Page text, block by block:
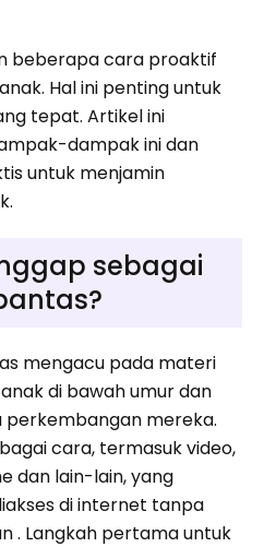
beberapa cara proaktif
Hal ini penting untuk
tepat. Artikel ini
dampak ini dan
untuk menjamin
sebagai
mengacu pada materi
di bawah umur dan
mereka.
cara, termasuk video,
dan lain-lain, yang
di internet tanpa
. Langkah pertama untuk